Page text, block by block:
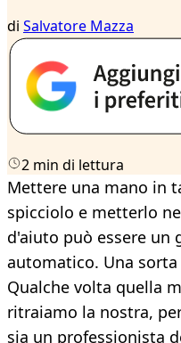
di Salvatore Mazza
2 min di lettura
Mettere una mano in
spicciolo e metterlo
d'aiuto può essere un
automatico. Una
Qualche volta quella
ritraiamo la nostra,
sia un professionista